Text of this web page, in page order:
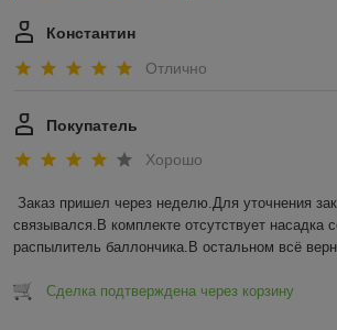
Константин
Отлично
Покупатель
Хорошо
Заказ пришел через неделю.Для уточнения
связывался.В комплекте отсутствует насадка
распылитель баллончика.В остальном всё
Сделка подтверждена через корзину